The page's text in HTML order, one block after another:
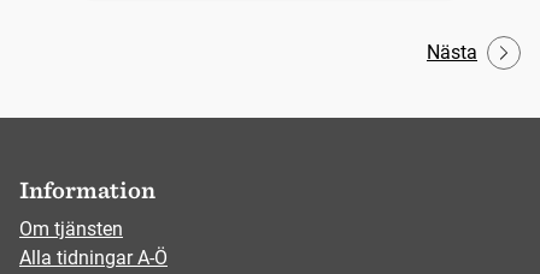
Nästa
Information
Om tjänsten
Alla tidningar A-Ö